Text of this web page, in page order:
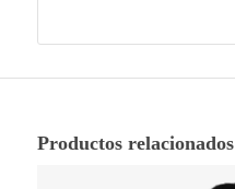
Productos relacionados